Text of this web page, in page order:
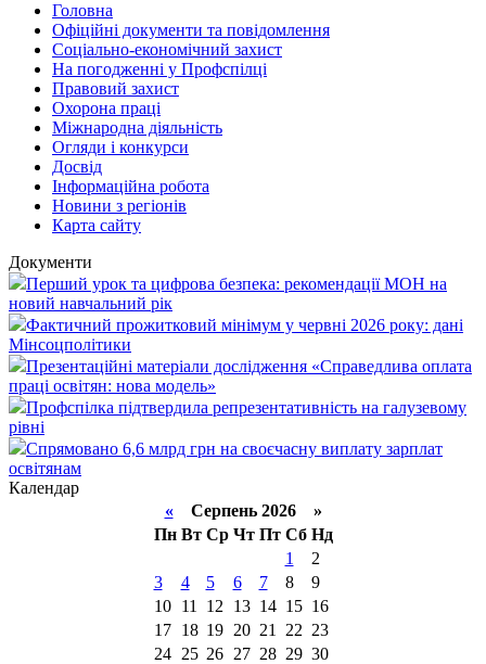
Головна
Офіційні документи та повідомлення
Соціально-економічний захист
На погодженні у Профспілці
Правовий захист
Охорона праці
Міжнародна діяльність
Огляди і конкурси
Досвід
Інформаційна робота
Новини з регіонів
Карта сайту
Документи
Перший урок та цифрова безпека: рекомендації МОН на
новий навчальний рік
Фактичний прожитковий мінімум у червні 2026 року: дані
Мінсоцполітики
Презентаційні матеріали дослідження «Справедлива оплата
праці освітян: нова модель»
Профспілка підтвердила репрезентативність на галузевому
рівні
Спрямовано 6,6 млрд грн на своєчасну виплату зарплат
освітянам
Календар
«Серпень 2026 »
Пн Вт Ср Чт Пт Сб Нд
1
2
3
4 5 6 7 8
9
10
11 12 13 14 15 16
17
18 19 20 21 22 23
24
25 26 27 28 29 30